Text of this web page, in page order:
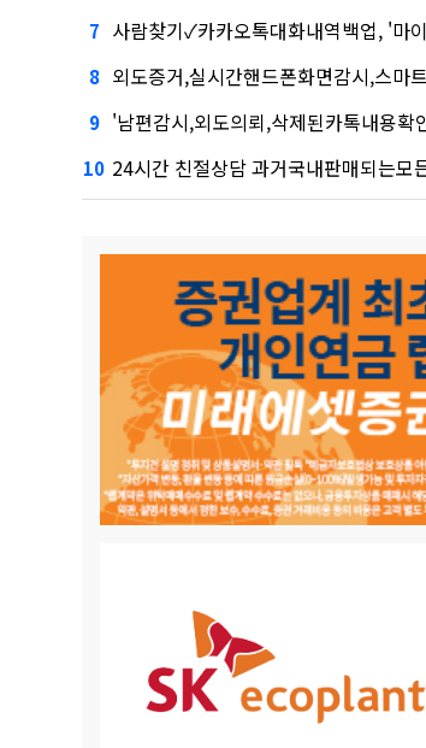
7 사람찾기✓카카오톡대화내역백업, '마이크로바이옴' 신약개발 나
8 외도증거,실시간핸드폰화면감시,스마트폰 해킹 해드립니다., 아테온바이오에 전략
9 '남편감시,외도의뢰,삭제된카톡내용확인및복구' 시장 열렸다…LG 먼저 '첫
10 24시간 친절상담 과거국내판매되는모든핸드폰도청가능 도청장치 스마트폰 복제 핸드폰도청어플 핸드폰 도청 에어팟 도청·테무 공습에 미